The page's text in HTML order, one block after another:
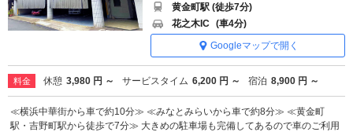
黄金町駅 (徒歩7分)
花之木IC (車4分)
Googleマップで開く
料金 休憩 3,980 円 ～ サービスタイム 6,200 円 ～ 宿泊 8,900 円 ～
≪横浜中華街から車で約10分≫ ≪みなとみらいから車で約8分≫ ≪黄金町
駅・吉野町駅から徒歩で7分≫ 大きめの駐車場も完備してあるので車のご利用